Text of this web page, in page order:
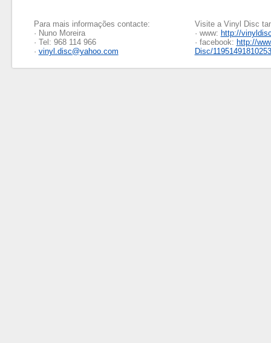
Para mais informações contacte:
· Nuno Moreira
· Tel: 968 114 966
· vinyl.disc@yahoo.com
Visite a Vinyl Disc
· www: http://
· facebook: http://
Disc/